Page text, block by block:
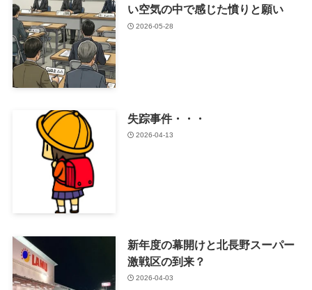
い空気の中で感じた憤りと願い
2026-05-28
失踪事件・・・
2026-04-13
新年度の幕開けと北長野スーパー
激戦区の到来？
2026-04-03